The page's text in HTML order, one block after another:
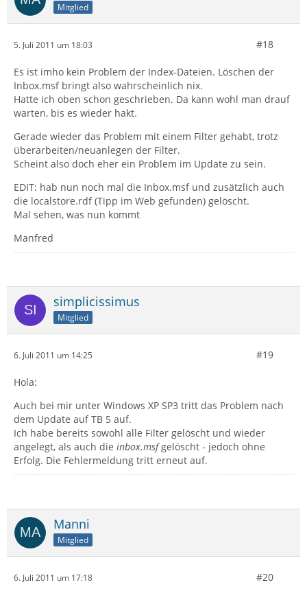
Mitglied
5. Juli 2011 um 18:03 #18
Es ist imho kein Problem der Index-Dateien. Löschen der
Inbox.msf bringt also wahrscheinlich nix.
Hatte ich oben schon geschrieben. Da kann wohl man drauf
warten, bis es wieder hakt.
Gerade wieder das Problem mit einem Filter gehabt, trotz
überarbeiten/neuanlegen der Filter.
Scheint also doch eher ein Problem im Update zu sein.
EDIT: hab nun noch mal die Inbox.msf und zusätzlich auch
die localstore.rdf (Tipp im Web gefunden) gelöscht.
Mal sehen, was nun kommt
Manfred
simplicissimus
Mitglied
6. Juli 2011 um 14:25 #19
Hola:
Auch bei mir unter Windows XP SP3 tritt das Problem nach
dem Update auf TB 5 auf.
Ich habe bereits sowohl alle Filter gelöscht und wieder
angelegt, als auch die inbox.msfgelöscht - jedoch ohne
Erfolg. Die Fehlermeldung tritt erneut auf.
Manni
Mitglied
6. Juli 2011 um 17:18 #20